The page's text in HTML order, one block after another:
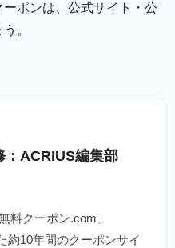
ポンは、公式サイト・公
。
：ACRIUS編集部
料クーポン.com」
約10年間のクーポンサイ